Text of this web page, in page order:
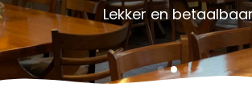
Lekker en